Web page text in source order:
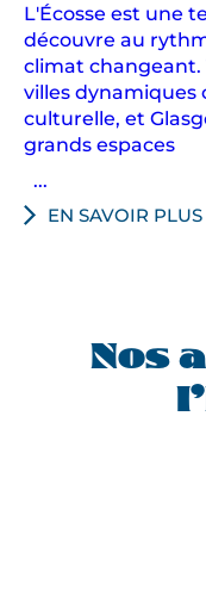
L'Écosse est une
découvre au
climat changeant.
villes dynamiques
culturelle, et
grands espaces
...
EN SAVOIR PLUS
Nos